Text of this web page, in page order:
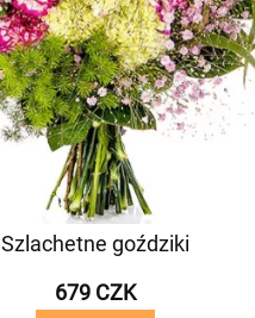
Szlachetne goździki
679 CZK